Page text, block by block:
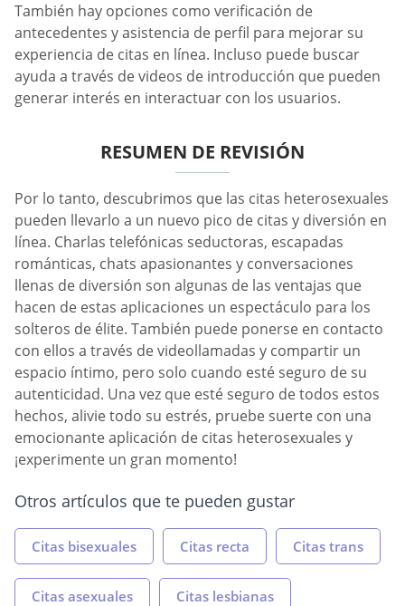
También hay opciones como verificación de
antecedentes y asistencia de perfil para mejorar su
experiencia de citas en línea. Incluso puede buscar
ayuda a través de videos de introducción que pueden
generar interés en interactuar con los usuarios.
RESUMEN DE REVISIÓN
Por lo tanto, descubrimos que las citas heterosexuales
pueden llevarlo a un nuevo pico de citas y diversión en
línea. Charlas telefónicas seductoras, escapadas
románticas, chats apasionantes y conversaciones
llenas de diversión son algunas de las ventajas que
hacen de estas aplicaciones un espectáculo para los
solteros de élite. También puede ponerse en contacto
con ellos a través de videollamadas y compartir un
espacio íntimo, pero solo cuando esté seguro de su
autenticidad. Una vez que esté seguro de todos estos
hechos, alivie todo su estrés, pruebe suerte con una
emocionante aplicación de citas heterosexuales y
¡experimente un gran momento!
Otros artículos que te pueden gustar
Citas bisexuales Citas recta Citas trans
Citas asexuales Citas lesbianas